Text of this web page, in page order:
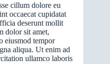
cillum dolore eu
occaecat cupidatat
deserunt mollit
dolor sit amet,
eiusmod tempor
aliqua. Ut enim ad
ullamco laboris